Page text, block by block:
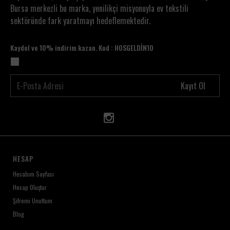
Nakış detaylarının korunması için hassas yıkama
tavsiye edilir
Bursa merkezli bu marka, yenilikçi misyonuyla ev tekstili
sektöründe fark yaratmayı hedeflemektedir.
Kaydol ve 10% indirim kazan. Kod : HOSGELDİN10
Kayıt Ol
HESAP
Hesabım Sayfası
Hesap Oluştur
Şifremi Unuttum
Blog